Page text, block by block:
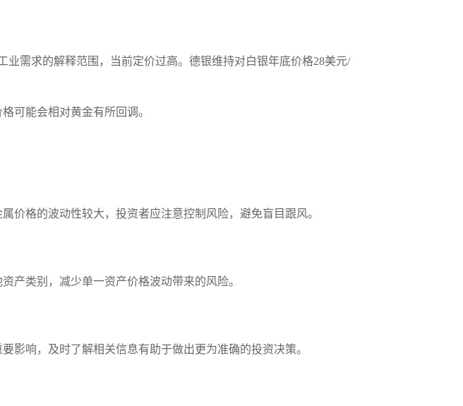
需求的解释范围，当前定价过高。德银维持对白银年底价格28美元/
可能会相对黄金有所回调。
价格的波动性较大，投资者应注意控制风险，避免盲目跟风。
产类别，减少单一资产价格波动带来的风险。
影响，及时了解相关信息有助于做出更为准确的投资决策。